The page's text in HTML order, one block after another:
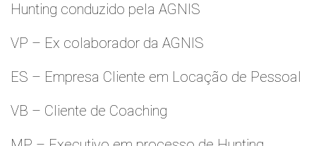
Hunting conduzido pela AGNIS
VP – Ex colaborador da AGNIS
ES – Empresa Cliente em Locação de Pessoal
VB – Cliente de Coaching